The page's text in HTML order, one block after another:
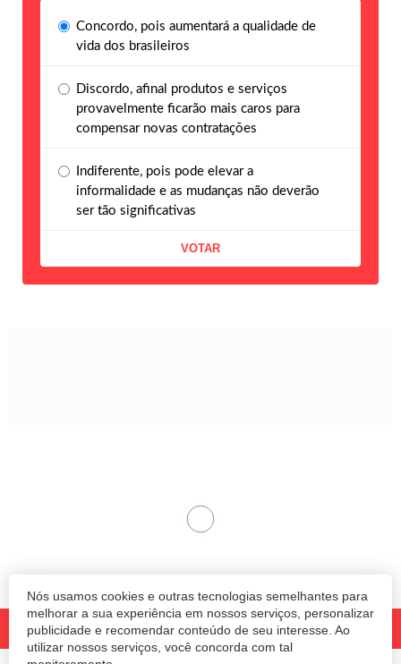
Nós usamos cookies e outras tecnologias semelhantes para
melhorar a sua experiência em nossos serviços, personalizar
publicidade e recomendar conteúdo de seu interesse. Ao
utilizar nossos serviços, você concorda com tal
Concordo, pois aumentará a qualidade de
vida dos brasileiros
Discordo, afinal produtos e serviços
provavelmente ficarão mais caros para
compensar novas contratações
Indiferente, pois pode elevar a
informalidade e as mudanças não deverão
ser tão significativas